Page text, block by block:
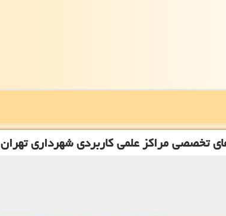
تخصصی مراكز علمی كاربردی شهرداری تهران